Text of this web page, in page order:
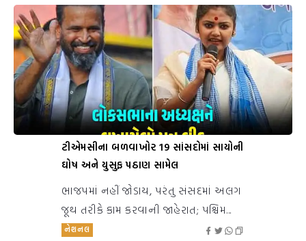
ટીએમસીના બળવાખોર 19 સાંસદોમાં સાયોની
ઘોષ અને યુસુફ પઠાણ સામેલ
ભાજપમાં નહીં જોડાય, પરંતુ સંસદમાં અલગ
જૂથ તરીકે કામ કરવાની જાહેરાત; પશ્ચિમ...
નેશનલ